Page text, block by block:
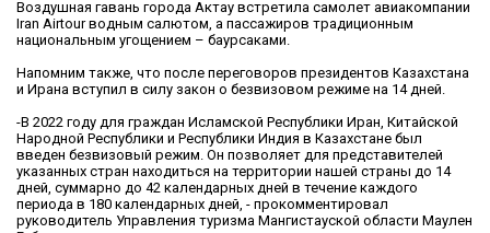
Воздушная гавань города Актау встретила самолет авиакомпании
Iran Airtour водным салютом, а пассажиров традиционным
национальным угощением – баурсаками.
Напомним также, что после переговоров президентов Казахстана
и Ирана вступил в силу закон о безвизовом режиме на 14 дней.
-В 2022 году для граждан Исламской Республики Иран, Китайской
Народной Республики и Республики Индия в Казахстане был
введен безвизовый режим. Он позволяет для представителей
указанных стран находиться на территории нашей страны до 14
дней, суммарно до 42 календарных дней в течение каждого
периода в 180 календарных дней, - прокомментировал
руководитель Управления туризма Мангистауской области Маулен